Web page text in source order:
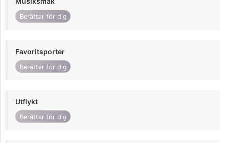
Berättar för dig
Favoritsporter
Berättar för dig
Utflykt
Berättar för dig